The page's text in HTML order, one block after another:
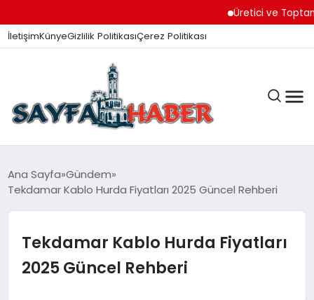
Üretici ve Toptancılar
İletişimKünyeGizlilik PolitikasıÇerez Politikası
ANA SAYFA
İZMIR HABERLERI
Ana Sayfa Gündem
Tekdamar Kablo Hurda Fiyatları 2025 Güncel Rehberi
Tekdamar Kablo Hurda Fiyatları
2025 Güncel Rehberi